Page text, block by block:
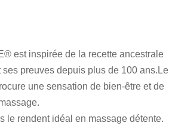
est inspirée de la recette ancestrale
preuves depuis plus de 100 ans.Le
une sensation de bien-être et de
le rendent idéal en massage détente.